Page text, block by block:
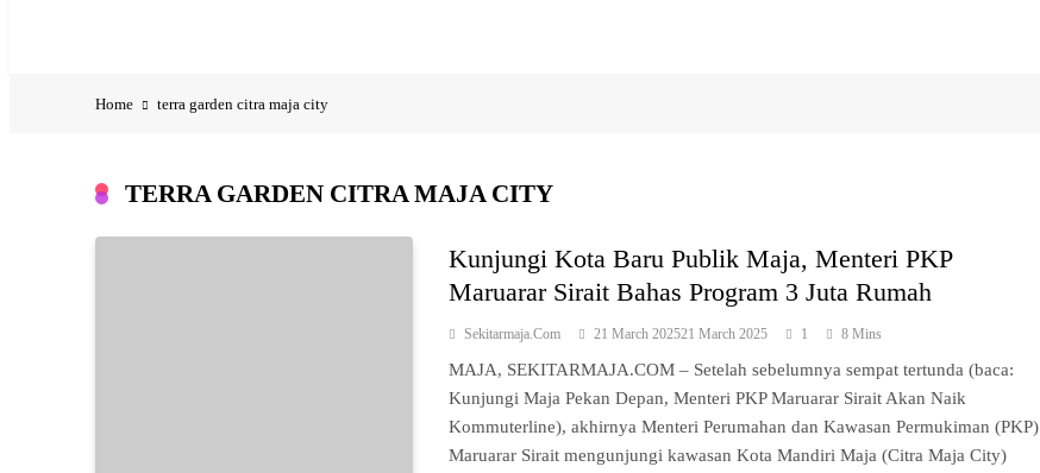
Home terra garden citra maja city
TERRA GARDEN CITRA MAJA CITY
Kunjungi Kota Baru Publik Maja, Menteri PKP
Maruarar Sirait Bahas Program 3 Juta Rumah
Sekitarmaja.com 21 March 202521 March 2025 1 8 Mins
MAJA, SEKITARMAJA.COM – Setelah sebelumnya sempat tertunda (baca:
Kunjungi Maja Pekan Depan, Menteri PKP Maruarar Sirait Akan Naik
Kommuterline), akhirnya Menteri Perumahan dan Kawasan Permukiman (PKP)
Maruarar Sirait mengunjungi kawasan Kota Mandiri Maja (Citra Maja City)